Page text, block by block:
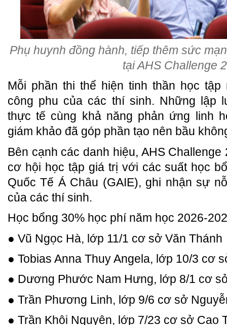
Phụ huynh đồng hành, tiếp thêm sức
tại AHS Challenge
Mỗi phần thi thể hiện tinh thần học
công phu của các thí sinh. Những lập
thực tế cùng khả năng phản ứng linh
giám khảo đã góp phần tạo nên bầu
Bên cạnh các danh hiệu, AHS
cơ hội học tập giá trị với các suất học
Quốc Tế Á Châu (GAIE), ghi nhận sự
của các thí sinh.
Học bổng 30% học phí năm học 2026-
● Vũ Ngọc Hà, lớp 11/1 cơ sở Văn Thánh
● Tobias Anna Thuy Angela, lớp 10/3 cơ
● Dương Phước Nam Hưng, lớp 8/1 cơ
● Trần Phương Linh, lớp 9/6 cơ sở
● Trần Khôi Nguyên, lớp 7/23 cơ sở Cao